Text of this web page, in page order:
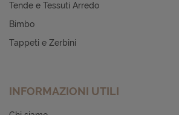
Tende e Tessuti Arredo
Bimbo
Tappeti e Zerbini
INFORMAZIONI UTILI